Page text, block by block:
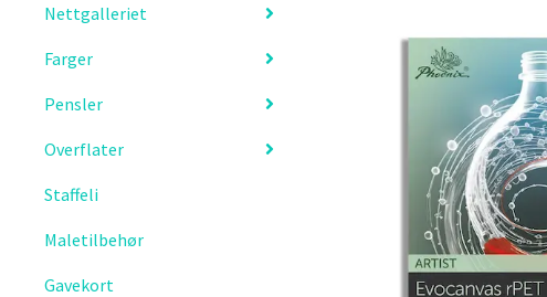
Nettgalleriet
Farger
Pensler
Overflater
Staffeli
Maletilbehør
Gavekort